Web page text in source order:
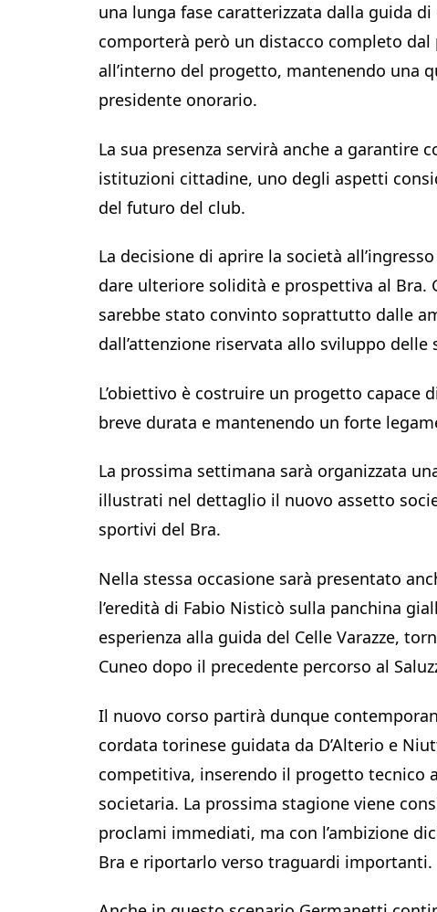
una lunga fase caratterizzata dalla guida
comporterà però un distacco completo dal
all’interno del progetto, mantenendo una
presidente onorario.
La sua presenza servirà anche a
istituzioni cittadine, uno degli aspetti
del futuro del club.
La decisione di aprire la società
dare ulteriore solidità e prospettiva al Bra.
sarebbe stato convinto soprattutto dalle
dall’attenzione riservata allo sviluppo
L’obiettivo è costruire un progetto capace
breve durata e mantenendo un forte
La prossima settimana sarà organizzata
illustrati nel dettaglio il nuovo assetto
sportivi del Bra.
Nella stessa occasione sarà presentato
l’eredità di Fabio Nisticò sulla panchina
esperienza alla guida del Celle Varazze,
Cuneo dopo il precedente percorso al
Il nuovo corso partirà dunque
cordata torinese guidata da D’Alterio e
competitiva, inserendo il progetto tecnico
societaria. La prossima stagione viene
proclami immediati, ma con l’ambizione
Bra e riportarlo verso traguardi importanti.